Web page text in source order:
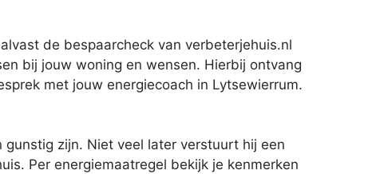
de bespaarcheck van verbeterjehuis.nl
bij jouw woning en wensen. Hierbij ontvang
met jouw energiecoach in Lytsewierrum.
zijn. Niet veel later verstuurt hij een
Per energiemaatregel bekijk je kenmerken